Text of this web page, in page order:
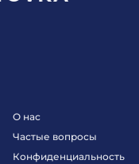
О нас
Частые вопросы
Конфиденциальность